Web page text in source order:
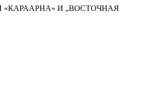
И „ВОСТОЧНАЯ